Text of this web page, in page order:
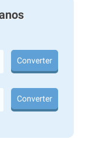
Converter
Converter